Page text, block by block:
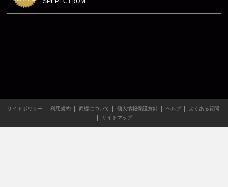
サイトポリシー 利用規約 商標について 個人情報保護方針 ヘルプ
よくある質問
サイトマップ